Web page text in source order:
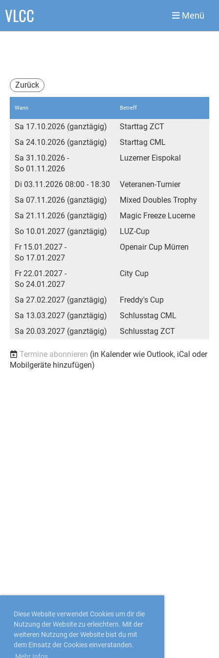
Diese Website verwendet Cookies um dir die
Nutzung der Website zu erleichtern. Mit der
weiteren Nutzung der Website bist du mit
dem Einsatz der Cookies einverstanden.
Mehr Infos
VLCC Menü
Zurück
Wann Betreff
Sa 17.10.2026 (ganztägig)
Starttag ZCT
Sa 24.10.2026 (ganztägig)
Starttag CML
Sa 31.10.2026 -
So 01.11.2026
Luzerner Eispokal
Di 03.11.2026 08:00 - 18:30
Veteranen-Turnier
Sa 07.11.2026 (ganztägig)
Mixed Doubles Trophy
Sa 21.11.2026 (ganztägig)
Magic Freeze Lucerne
So 10.01.2027 (ganztägig)
LUZ-Cup
Fr 15.01.2027 -
So 17.01.2027
Openair Cup Mürren
Fr 22.01.2027 -
So 24.01.2027
City Cup
Sa 27.02.2027 (ganztägig)
Freddy's Cup
Sa 13.03.2027 (ganztägig)
Schlusstag CML
Sa 20.03.2027 (ganztägig)
Schlusstag ZCT
Termine abonnieren (in Kalender wie Outlook, iCal oder
Mobilgeräte hinzufügen)